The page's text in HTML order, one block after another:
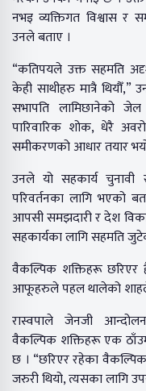
नभइ व्यक्तिगत विश्वास र
उनले बताए ।
“कतिपयले उक्त सहमति
केही साथीहरु मात्रै थियौँ,”
सभापति लामिछानेको
पारिवारिक शोक, धेरै
समीकरणको आधार तयार
उनले यो सहकार्य चुनावी
परिवर्तनका लागि भएको
आपसी समझदारी र देश
सहकार्यका लागि सहमति
वैकल्पिक शक्तिहरू
आफूहरुले पहल थालेको
रास्वपाले जेनजी
वैकल्पिक शक्तिहरू एक
छ । “छरिएर रहेका
जरुरी थियो, त्यसका लागि